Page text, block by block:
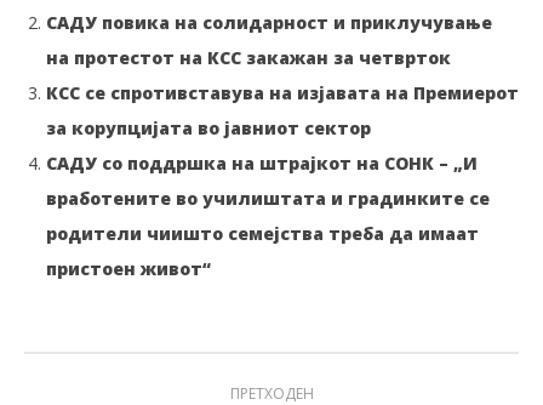
САДУ повика на солидарност и приклучување
на протестот на КСС закажан за четврток
КСС се спротивставува на изјавата на Премиерот
за корупцијата во јавниот сектор
САДУ со поддршка на штрајкот на СОНК – „И
вработените во училиштата и градинките се
родители чиишто семејства треба да имаат
пристоен живот“
ПРЕТХОДЕН